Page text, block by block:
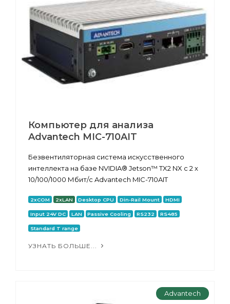
Компьютер для анализа
Advantech MIC-710AIT
Безвентиляторная система искусственного
интеллекта на базе NVIDIA® Jetson™ TX2 NX с 2 x
10/100/1000 Мбит/с Advantech MIC-710AIT
2xCOM 2xLAN Desktop CPU Din-Rail Mount HDMI
Input 24V DC LAN Passive Cooling RS232 RS485
Standard T range
УЗНАТЬ БОЛЬШЕ...
Advantech